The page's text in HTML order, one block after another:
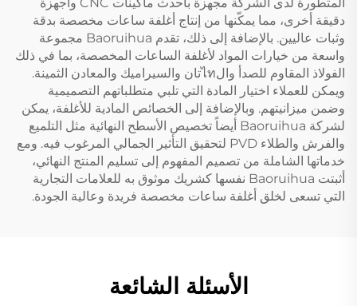
دقيقة أخرى، مما يمكّنها من إنتاج أغلفة ساعات مخصصة بدقة
وثبات عاليين. بالإضافة إلى ذلك، تقدم Baoruihua مجموعة
واسعة من خيارات المواد لأغلفة الساعات المخصصة، بما في ذلك
الفولاذ المقاوم للصدأ والไทتان والسيراميك والمعادن الثمينة.
ويمكن للعملاء اختيار المادة التي تلبي متطلباتهم التصميمية
وضمن ميزانيتهم. وبالإضافة إلى الخصائص المادية للأغلفة، يمكن
لشركة Baoruihua أيضاً تخصيص الأسطح النهائية مثل التلميع
والفرش والطلاء PVD لتحقيق التأثير الجمالي المرغوب فيه. ومع
خدماتها الشاملة من تصميم المفهوم إلى تسليم المنتج النهائي،
أثبتت Baoruihua نفسها كشريك موثوق به للعلامات التجارية
التي تسعى لخلق أغلفة ساعات مخصصة فريدة وعالية الجودة.
الأسئلة الشائعة